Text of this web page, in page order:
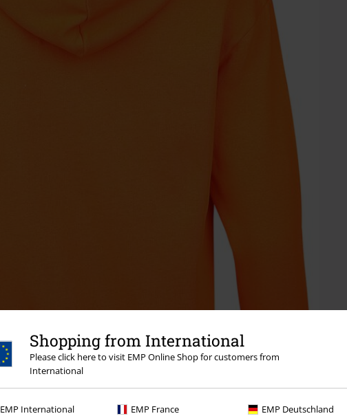
Shopping from International
Please click here to visit EMP Online Shop for customers from
International
EMP International EMP France EMP Deutschland